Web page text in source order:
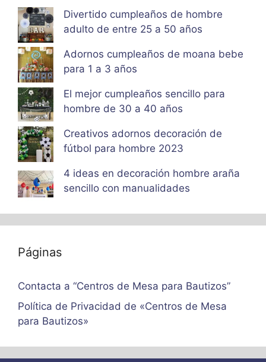
Divertido cumpleaños de hombre
adulto de entre 25 a 50 años
Adornos cumpleaños de moana bebe
para 1 a 3 años
El mejor cumpleaños sencillo para
hombre de 30 a 40 años
Creativos adornos decoración de
fútbol para hombre 2023
4 ideas en decoración hombre araña
sencillo con manualidades
Páginas
Contacta a “Centros de Mesa para Bautizos”
Política de Privacidad de «Centros de Mesa
para Bautizos»